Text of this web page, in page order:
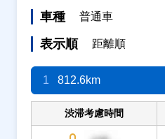
車種 普通車
表示順 距離順
1 812.6km
渋滞考慮時間